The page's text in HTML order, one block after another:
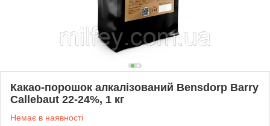
Какао-порошок алкалізований Bensdorp Barry
Callebaut 22-24%, 1 кг
Немає в наявності